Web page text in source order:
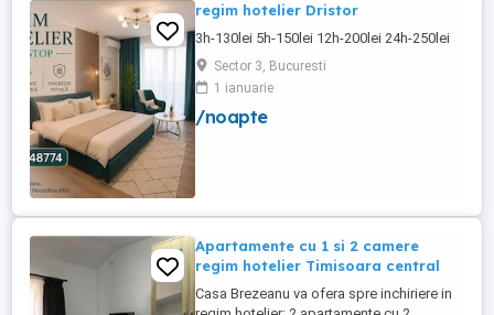
regim hotelier Dristor
3h-130lei 5h-150lei 12h-200lei 24h-250lei
Sector 3, Bucuresti
1 ianuarie
/noapte
Apartamente cu 1 si 2 camere
regim hotelier Timisoara central
Casa Brezeanu va ofera spre inchiriere in